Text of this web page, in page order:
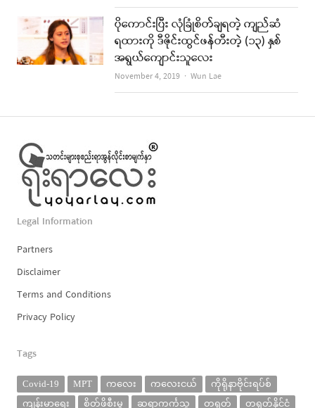
ပိုကောင်းပြီး လုံခြုံစိတ်ချရတဲ့ ကျည်ဆံ
ရထားကို ဒီဇိုင်းထွင်ဖန်တီးတဲ့ (၁၃) နှစ်
အရွယ်ကျောင်းသူလေး
November 4, 2019 Author
Wun Lae
Legal Information
Partners
Disclaimer
Terms and Conditions
Privacy Policy
Tags
Covid-19 MPT ကလေး ကလေးငယ်
ကိုရိုနာဗိုင်းရပ်စ်
ကျန်းမာရေး
စိတ်ဖိစီးမှု ဆရာကင်္ကသူ တရုတ် တရုတ်နိုင်ငံ